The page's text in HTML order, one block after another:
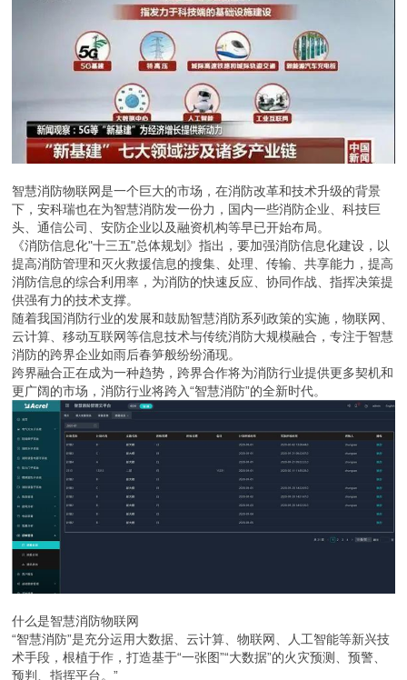
智慧消防物联网是一个巨大的市场，在消防改革和技术升级的背景
下，安科瑞也在为智慧消防发一份力，国内一些消防企业、科技巨
头、通信公司、安防企业以及融资机构等早已开始布局。
《消防信息化"十三五"总体规划》指出，要加强消防信息化建设，以
提高消防管理和灭火救援信息的搜集、处理、传输、共享能力，提高
消防信息的综合利用率，为消防的快速反应、协同作战、指挥决策提
供强有力的技术支撑。
随着我国消防行业的发展和鼓励智慧消防系列政策的实施，物联网、
云计算、移动互联网等信息技术与传统消防大规模融合，专注于智慧
消防的跨界企业如雨后春笋般纷纷涌现。
跨界融合正在成为一种趋势，跨界合作将为消防行业提供更多契机和
更广阔的市场，消防行业将跨入“智慧消防”的全新时代。
什么是智慧消防物联网
“智慧消防”是充分运用大数据、云计算、物联网、人工智能等新兴技
术手段，根植于作，打造基于“一张图”“大数据”的火灾预测、预警、
预判、指挥平台。”